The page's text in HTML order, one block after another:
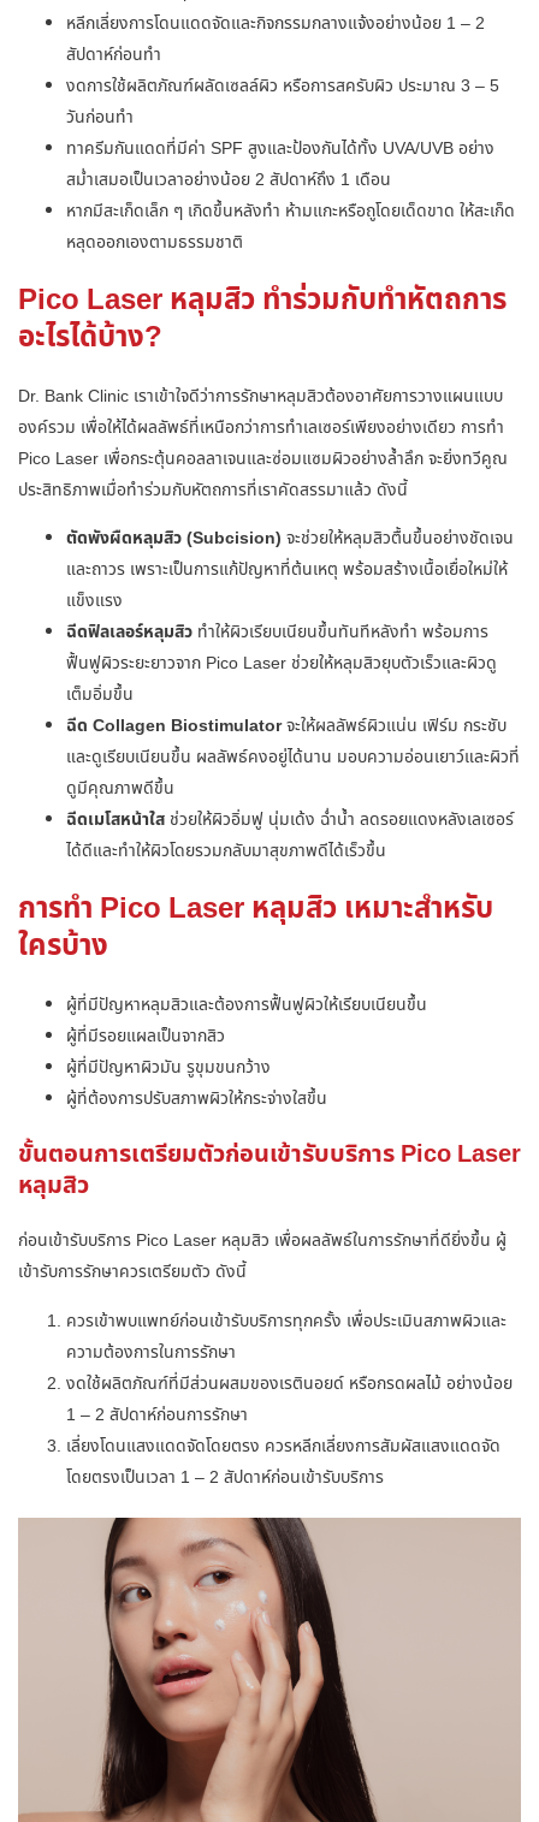
หลีกเลี่ยงการโดนแดดจัดและกิจกรรมกลางแจ้งอย่างน้อย 1 – 2
สัปดาห์ก่อนทำ
งดการใช้ผลิตภัณฑ์ผลัดเซลล์ผิว หรือการสครับผิว ประมาณ 3 – 5
วันก่อนทำ
ทาครีมกันแดดที่มีค่า SPF สูงและป้องกันได้ทั้ง UVA/UVB อย่าง
สม่ำเสมอเป็นเวลาอย่างน้อย 2 สัปดาห์ถึง 1 เดือน
หากมีสะเก็ดเล็ก ๆ เกิดขึ้นหลังทำ ห้ามแกะหรือถูโดยเด็ดขาด ให้สะเก็ด
หลุดออกเองตามธรรมชาติ
Pico Laser หลุมสิว ทำร่วมกับทำหัตถการ
อะไรได้บ้าง?
Dr. Bank Clinic เราเข้าใจดีว่าการรักษาหลุมสิวต้องอาศัยการวางแผนแบบ
องค์รวม เพื่อให้ได้ผลลัพธ์ที่เหนือกว่าการทำเลเซอร์เพียงอย่างเดียว การทำ
Pico Laser เพื่อกระตุ้นคอลลาเจนและซ่อมแซมผิวอย่างล้ำลึก จะยิ่งทวีคูณ
ประสิทธิภาพเมื่อทำร่วมกับหัตถการที่เราคัดสรรมาแล้ว ดังนี้
ตัดพังผืดหลุมสิว (Subcision) จะช่วยให้หลุมสิวตื้นขึ้นอย่างชัดเจน
และถาวร เพราะเป็นการแก้ปัญหาที่ต้นเหตุ พร้อมสร้างเนื้อเยื่อใหม่ให้
แข็งแรง
ฉีดฟิลเลอร์หลุมสิว ทำให้ผิวเรียบเนียนขึ้นทันทีหลังทำ พร้อมการ
ฟื้นฟูผิวระยะยาวจาก Pico Laser ช่วยให้หลุมสิวยุบตัวเร็วและผิวดู
เต็มอิ่มขึ้น
ฉีด Collagen Biostimulatorจะให้ผลลัพธ์ผิวแน่น เฟิร์ม กระชับ
และดูเรียบเนียนขึ้น ผลลัพธ์คงอยู่ได้นาน มอบความอ่อนเยาว์และผิวที่
ดูมีคุณภาพดีขึ้น
ฉีดเมโสหน้าใส ช่วยให้ผิวอิ่มฟู นุ่มเด้ง ฉ่ำน้ำ ลดรอยแดงหลังเลเซอร์
ได้ดีและทำให้ผิวโดยรวมกลับมาสุขภาพดีได้เร็วขึ้น
การทำ Pico Laser หลุมสิว เหมาะสำหรับ
ใครบ้าง
ผู้ที่มีปัญหาหลุมสิวและต้องการฟื้นฟูผิวให้เรียบเนียนขึ้น
ผู้ที่มีรอยแผลเป็นจากสิว
ผู้ที่มีปัญหาผิวมัน รูขุมขนกว้าง
ผู้ที่ต้องการปรับสภาพผิวให้กระจ่างใสขึ้น
ขั้นตอนการเตรียมตัวก่อนเข้ารับบริการ Pico Laser
หลุมสิว
ก่อนเข้ารับบริการ Pico Laser หลุมสิว เพื่อผลลัพธ์ในการรักษาที่ดียิ่งขึ้น ผู้
เข้ารับการรักษาควรเตรียมตัว ดังนี้
ควรเข้าพบแพทย์ก่อนเข้ารับบริการทุกครั้ง เพื่อประเมินสภาพผิวและ
ความต้องการในการรักษา
งดใช้ผลิตภัณฑ์ที่มีส่วนผสมของเรตินอยด์ หรือกรดผลไม้ อย่างน้อย
1 – 2 สัปดาห์ก่อนการรักษา
เลี่ยงโดนแสงแดดจัดโดยตรง ควรหลีกเลี่ยงการสัมผัสแสงแดดจัด
โดยตรงเป็นเวลา 1 – 2 สัปดาห์ก่อนเข้ารับบริการ